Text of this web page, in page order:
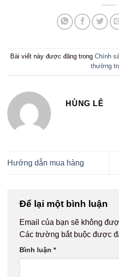
Bài viết này được đăng trong Chính
thường
HÙNG LÊ
Hướng dẫn mua hàng
Để lại một bình luận
Email của bạn sẽ không
Các trường bắt buộc được
Bình luận *